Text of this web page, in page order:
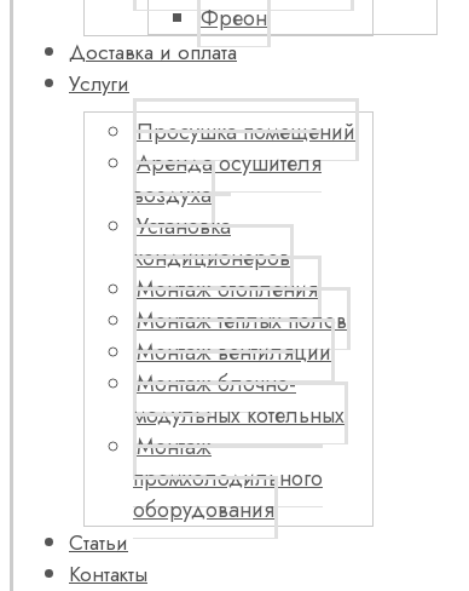
Фреон
Доставка и оплата
Услуги
Просушка помещений
Аренда осушителя
воздуха
Установка
кондиционеров
Монтаж отопления
Монтаж теплых полов
Монтаж вентиляции
Монтаж блочно-
модульных котельных
Монтаж
промхолодильного
оборудования
Статьи
Контакты